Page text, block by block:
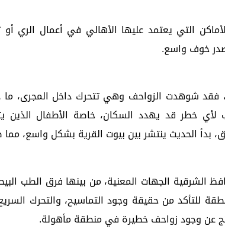
التي يعتمد عليها الأهالي في أعمال الري أو
خوف واسع.
فقد شوهدت الزواحف وهي تتحرك داخل المجرى،
لأي خطر قد يهدد السكان، خاصة الأطفال الذين
بدأ الحديث ينتشر بين بيوت القرية بشكل واسع،
الشرقية الجهات المعنية، من بينها فرق الطب
للتأكد من حقيقة وجود التماسيح، والتحرك
عن وجود زواحف خطيرة في منطقة مأهولة.